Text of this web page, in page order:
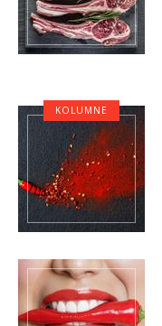
KOLUMNE